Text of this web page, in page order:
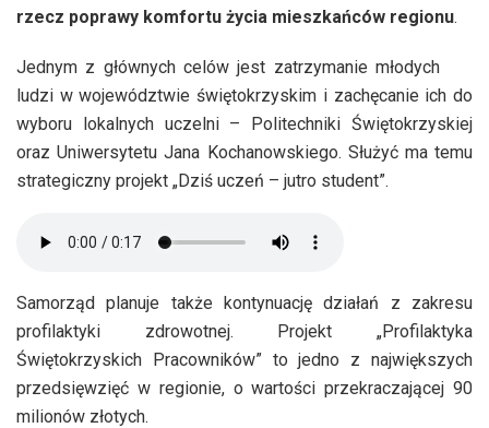
rzecz poprawy komfortu życia mieszkańców regionu.
Jednym z głównych celów jest zatrzymanie młodych
ludzi w województwie świętokrzyskim i zachęcanie ich do
wyboru lokalnych uczelni – Politechniki Świętokrzyskiej
oraz Uniwersytetu Jana Kochanowskiego. Służyć ma temu
strategiczny projekt „Dziś uczeń – jutro student”.
Samorząd planuje także kontynuację działań z zakresu
profilaktyki zdrowotnej. Projekt „Profilaktyka
Świętokrzyskich Pracowników” to jedno z największych
przedsięwzięć w regionie, o wartości przekraczającej 90
milionów złotych.